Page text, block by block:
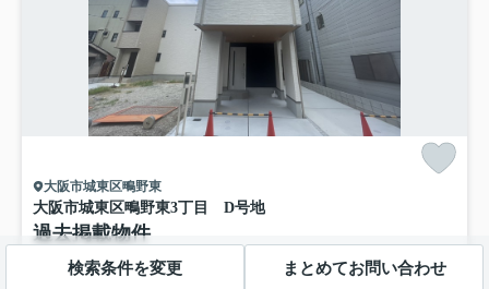
大阪市城東区鴫野東
大阪市城東区鴫野東3丁目 D号地
過去掲載物件
検索条件を変更 まとめてお問い合わせ